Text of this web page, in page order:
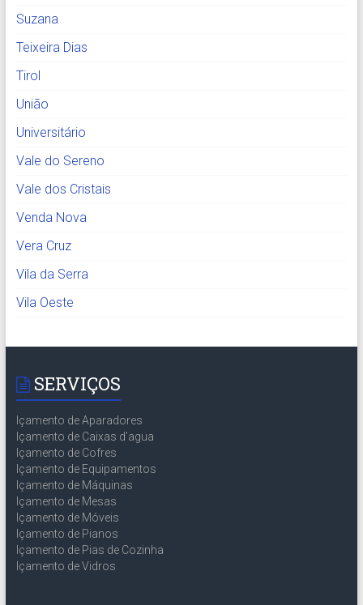
Suzana
Teixeira Dias
Tirol
União
Universitário
Vale do Sereno
Vale dos Cristais
Venda Nova
Vera Cruz
Vila da Serra
Vila Oeste
SERVIÇOS
Içamento de Aparadores
Içamento de Caixas d’agua
Içamento de Cofres
Içamento de Equipamentos
Içamento de Máquinas
Içamento de Mesas
Içamento de Móveis
Içamento de Pianos
Içamento de Pias de Cozinha
Içamento de Vidros